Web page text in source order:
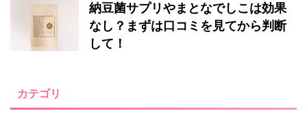
納豆菌サプリやまとなでしこは効果
なし？まずは口コミを見てから判断
して！
カテゴリ